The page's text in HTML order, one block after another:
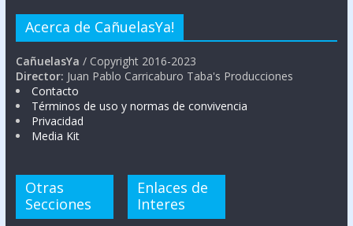
Acerca de CañuelasYa!
CañuelasYa / Copyright 2016-2023
Director: Juan Pablo Carricaburo Taba's Producciones
Contacto
Términos de uso y normas de convivencia
Privacidad
Media Kit
Otras
Secciones
Enlaces de
Interes